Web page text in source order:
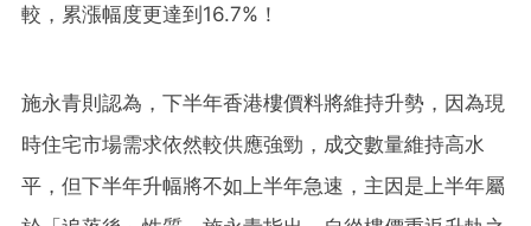
較，累漲幅度更達到16.7%！
施永青則認為，下半年香港樓價料將維持升勢，因為現
時住宅市場需求依然較供應強勁，成交數量維持高水
平，但下半年升幅將不如上半年急速，主因是上半年屬